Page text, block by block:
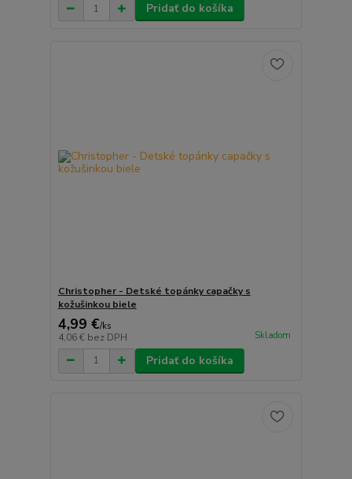
Pridať do košíka
Christopher - Detské topánky capačky s
kožušinkou biele
4,99 €/ks
4,06 € bez DPH Skladom
Pridať do košíka